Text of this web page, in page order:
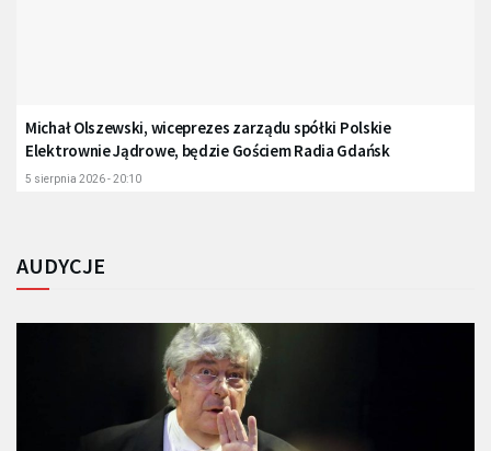
Michał Olszewski, wiceprezes zarządu spółki Polskie
Elektrownie Jądrowe, będzie Gościem Radia Gdańsk
5 sierpnia 2026 - 20:10
AUDYCJE